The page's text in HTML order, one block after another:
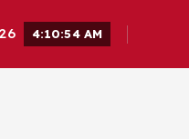
4:10:56 AM